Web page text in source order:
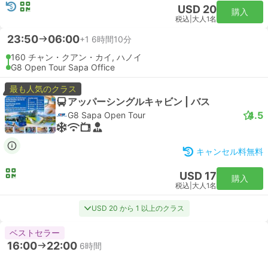
USD 20
税込 大人1名
購入
23:50 06:00+1 6時間10分
160 チャン・クアン・カイ, ハノイ
G8 Open Tour Sapa Office
最も人気のクラス
アッパーシングルキャビン | バス
G8 Sapa Open Tour 4.5
キャンセル料無料
USD 17
税込 大人1名
購入
USD 20 から 1 以上のクラス
ベストセラー
16:00 22:00 6時間